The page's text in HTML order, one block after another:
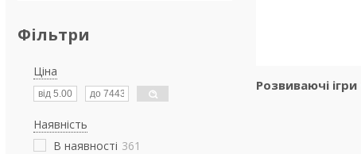
Фільтри
Ціна
Наявність
В наявності 361
Розвиваючі ігри